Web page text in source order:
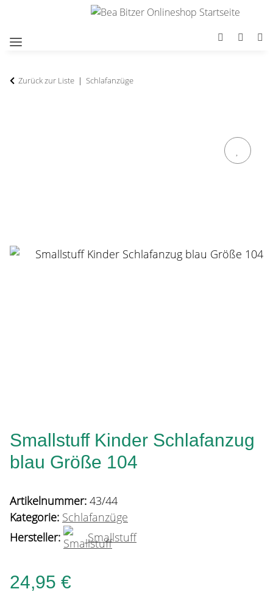
Zurück zur Liste Schlafanzüge
Smallstuff Kinder Schlafanzug
blau Größe 104
Artikelnummer: 43/44
Kategorie: Schlafanzüge
Hersteller:
Smallstuff
24,95 €